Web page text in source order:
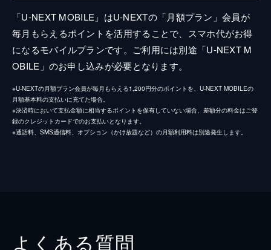
「U-NEXT MOBILE」はU-NEXTの「月額プラン」会員が
毎月もらえるポイントを活用することで、スマホ代がお得
になるモバイルプランです。ご利用には別途「U-NEXT M
OBILE」のお申し込みが必要となります。
※U-NEXTの月額プラン会員が毎月もらえる1,200円分のポイントを、U-NEXT MOBILEの
月額基本料の支払いに充てた場合。
※決済時において支払金額に相当するポイントを保有していない場合、差額分の料金はご登
録のクレジットカードでのお支払いとなります。
※通話料、SMS通信料、オプション（かけ放題など）の月額利用料は別途発生します。
よくある質問